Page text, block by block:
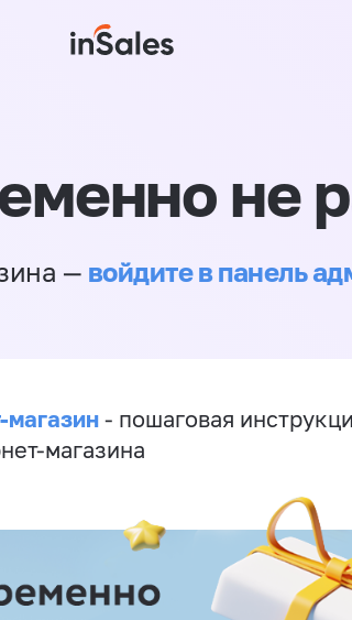
не
— войдите в панель
магазин - пошаговая
магазина